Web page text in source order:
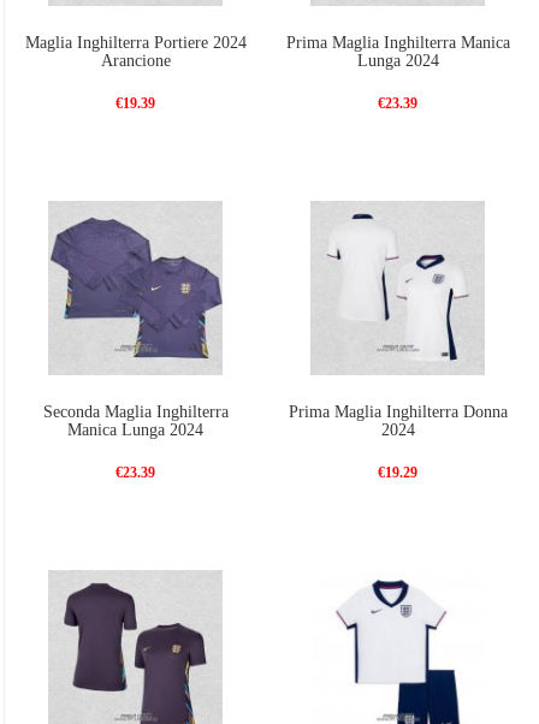
Maglia Inghilterra Portiere 2024
Arancione
€19.39
Prima Maglia Inghilterra Manica
Lunga 2024
€23.39
Seconda Maglia Inghilterra
Manica Lunga 2024
€23.39
Prima Maglia Inghilterra Donna
2024
€19.29